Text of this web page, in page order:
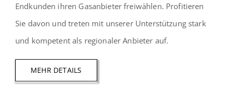
Endkunden ihren Gasanbieter freiwählen. Profitieren
Sie davon und treten mit unserer Unterstützung stark
und kompetent als regionaler Anbieter auf.
MEHR DETAILS